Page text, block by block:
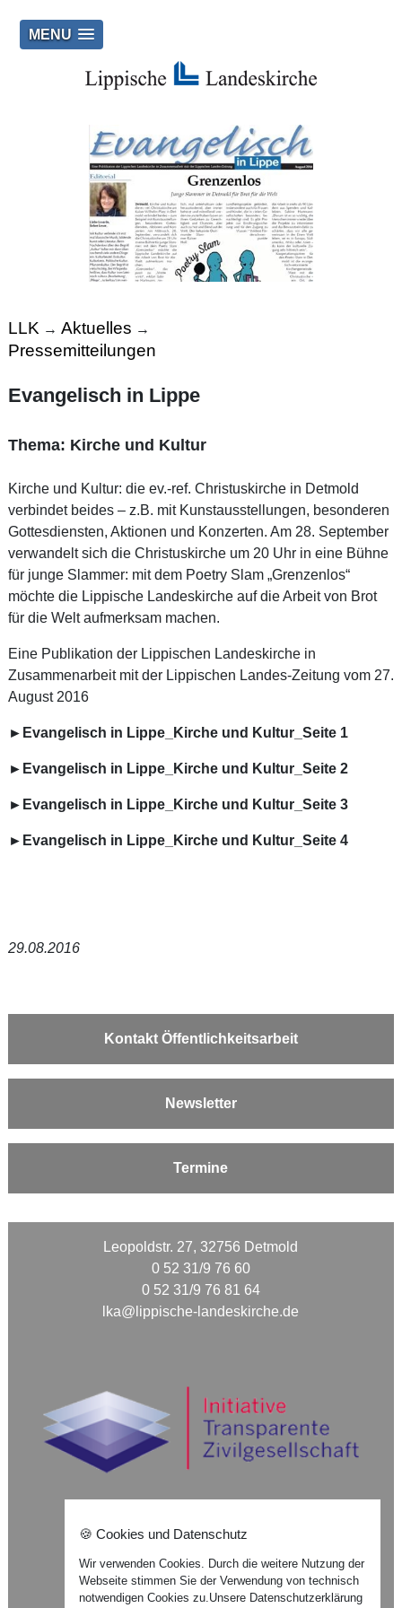
MENU
LLK → Aktuelles →
Pressemitteilungen
Evangelisch in Lippe
Thema: Kirche und Kultur
Kirche und Kultur: die ev.-ref. Christuskirche in Detmold
verbindet beides – z.B. mit Kunstausstellungen, besonderen
Gottesdiensten, Aktionen und Konzerten. Am 28. September
verwandelt sich die Christuskirche um 20 Uhr in eine Bühne
für junge Slammer: mit dem Poetry Slam „Grenzenlos“
möchte die Lippische Landeskirche auf die Arbeit von Brot
für die Welt aufmerksam machen.
Eine Publikation der Lippischen Landeskirche in
Zusammenarbeit mit der Lippischen Landes-Zeitung vom 27.
August 2016
►Evangelisch in Lippe_Kirche und Kultur_Seite 1
►Evangelisch in Lippe_Kirche und Kultur_Seite 2
►Evangelisch in Lippe_Kirche und Kultur_Seite 3
►Evangelisch in Lippe_Kirche und Kultur_Seite 4
29.08.2016
Kontakt Öffentlichkeitsarbeit
Newsletter
Termine
Leopoldstr. 27, 32756 Detmold
0 52 31/9 76 60
0 52 31/9 76 81 64
lka@lippische-landeskirche.de
Impressum
🍪 Cookies und Datenschutz
Wir verwenden Cookies. Durch die weitere Nutzung der
Webseite stimmen Sie der Verwendung von technisch
notwendigen Cookies zu.Unsere Datenschutzerklärung